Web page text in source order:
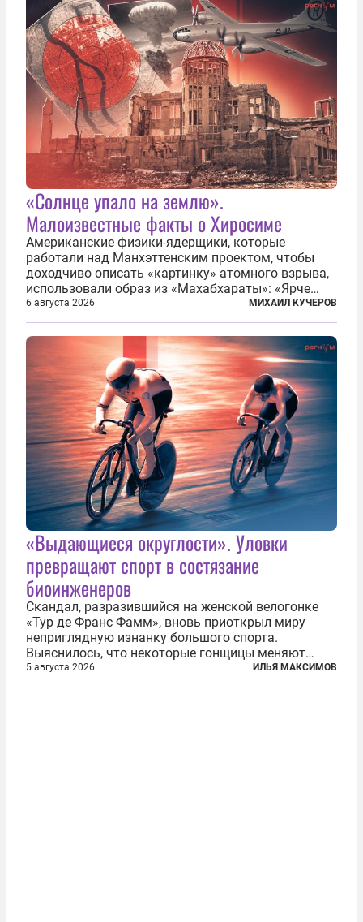
«Солнце упало на землю».
Малоизвестные факты о Хиросиме
Американские физики-ядерщики, которые
работали над Манхэттенским проектом, чтобы
доходчиво описать «картинку» атомного взрыва,
использовали образ из «Махабхараты»: «Ярче
тысячи солнц пылало это пламя». Не все жители
японских городов Хиросимы и Нагасаки, на
которых США в августе 1945 года поставили...
6 августа 2026 МИХАИЛ КУЧЕРОВ
«Выдающиеся округлости». Уловки
превращают спорт в состязание
биоинженеров
Скандал, разразившийся на женской велогонке
«Тур де Франс Фамм», вновь приоткрыл миру
неприглядную изнанку большого спорта.
Выяснилось, что некоторые гонщицы меняют
размер груди ради улучшения аэродинамики. За
фасадом труда, мастерства, упорства и
5 августа 2026 ИЛЬЯ МАКСИМОВ